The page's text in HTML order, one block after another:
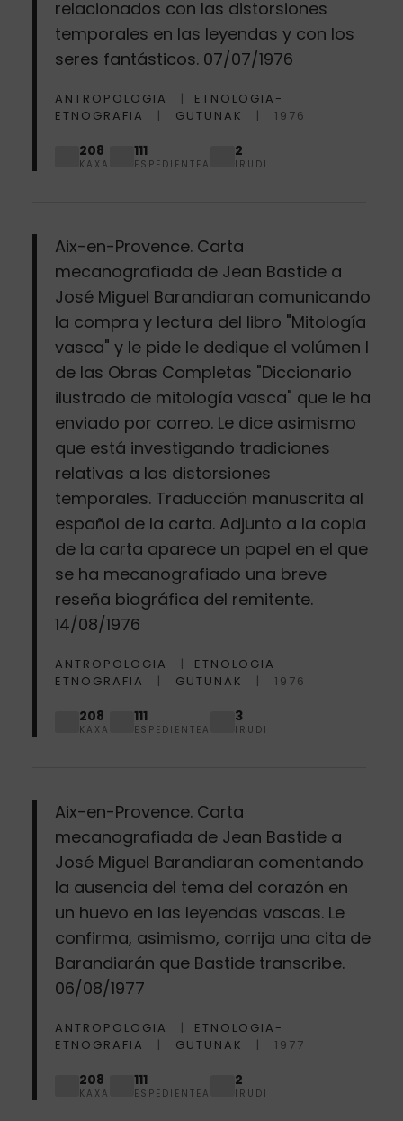
relacionados con las distorsiones
temporales en las leyendas y con los
seres fantásticos. 07/07/1976
ANTROPOLOGIA
ETNOLOGIA-
ETNOGRAFIA
GUTUNAK 1976
208
KAXA
111
ESPEDIENTEA
2
IRUDI
Aix-en-Provence. Carta
mecanografiada de Jean Bastide a
José Miguel Barandiaran comunicando
la compra y lectura del libro "Mitología
vasca" y le pide le dedique el volúmen I
de las Obras Completas "Diccionario
ilustrado de mitología vasca" que le ha
enviado por correo. Le dice asimismo
que está investigando tradiciones
relativas a las distorsiones
temporales. Traducción manuscrita al
español de la carta. Adjunto a la copia
de la carta aparece un papel en el que
se ha mecanografiado una breve
reseña biográfica del remitente.
14/08/1976
ANTROPOLOGIA
ETNOLOGIA-
ETNOGRAFIA
GUTUNAK 1976
208
KAXA
111
ESPEDIENTEA
3
IRUDI
Aix-en-Provence. Carta
mecanografiada de Jean Bastide a
José Miguel Barandiaran comentando
la ausencia del tema del corazón en
un huevo en las leyendas vascas. Le
confirma, asimismo, corrija una cita de
Barandiarán que Bastide transcribe.
06/08/1977
ANTROPOLOGIA
ETNOLOGIA-
ETNOGRAFIA
GUTUNAK 1977
208
KAXA
111
ESPEDIENTEA
2
IRUDI